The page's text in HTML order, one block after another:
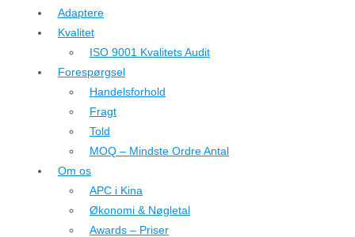
Adaptere
Kvalitet
ISO 9001 Kvalitets Audit
Forespørgsel
Handelsforhold
Fragt
Told
MOQ – Mindste Ordre Antal
Om os
APC i Kina
Økonomi & Nøgletal
Awards – Priser